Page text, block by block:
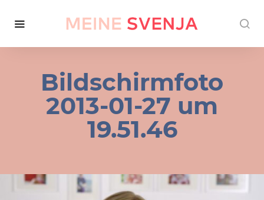
Bildschirmfoto
2013-01-27 um
19.51.46